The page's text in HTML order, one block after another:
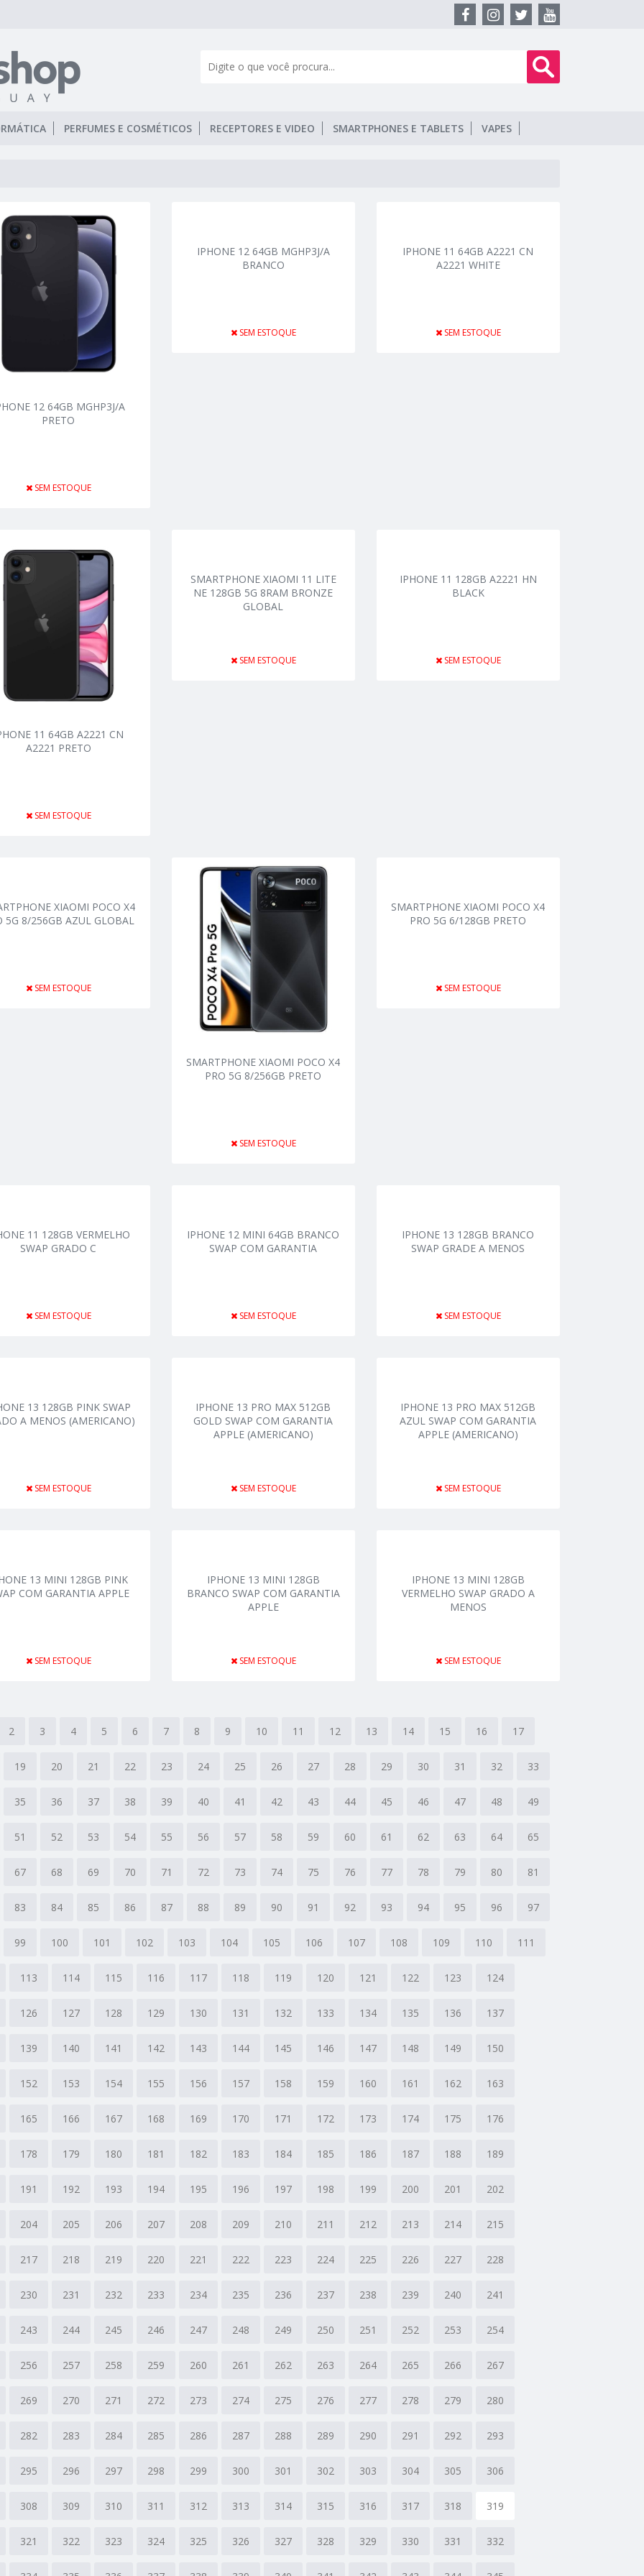
PERFUMES E COSMÉTICOS RECEPTORES E VIDEO SMARTPHONES E TABLETS VAPES
12 64GB MGHP3J/A
PRETO
SEM ESTOQUE
IPHONE 12 64GB MGHP3J/A
BRANCO
SEM ESTOQUE
IPHONE 11 64GB A2221 CN
A2221 WHITE
SEM ESTOQUE
11 64GB A2221 CN
A2221 PRETO
SEM ESTOQUE
SMARTPHONE XIAOMI 11 LITE
NE 128GB 5G 8RAM BRONZE
GLOBAL
SEM ESTOQUE
IPHONE 11 128GB A2221 HN
BLACK
SEM ESTOQUE
XIAOMI POCO X4
5G 8/256GB AZUL GLOBAL
SEM ESTOQUE
SMARTPHONE XIAOMI POCO X4
PRO 5G 8/256GB PRETO
SEM ESTOQUE
SMARTPHONE XIAOMI POCO X4
PRO 5G 6/128GB PRETO
SEM ESTOQUE
11 128GB VERMELHO
SWAP GRADO C
SEM ESTOQUE
IPHONE 12 MINI 64GB BRANCO
SWAP COM GARANTIA
SEM ESTOQUE
IPHONE 13 128GB BRANCO
SWAP GRADE A MENOS
SEM ESTOQUE
13 128GB PINK SWAP
A MENOS (AMERICANO)
SEM ESTOQUE
IPHONE 13 PRO MAX 512GB
GOLD SWAP COM GARANTIA
APPLE (AMERICANO)
SEM ESTOQUE
IPHONE 13 PRO MAX 512GB
AZUL SWAP COM GARANTIA
APPLE (AMERICANO)
SEM ESTOQUE
13 MINI 128GB PINK
COM GARANTIA APPLE
SEM ESTOQUE
IPHONE 13 MINI 128GB
BRANCO SWAP COM GARANTIA
APPLE
SEM ESTOQUE
IPHONE 13 MINI 128GB
VERMELHO SWAP GRADO A
MENOS
SEM ESTOQUE
2 3 4 5 6 7 8 9 10 11 12 13 14 15 16 17
19 20 21 22 23 24 25 26 27 28 29 30 31 32 33
35 36 37 38 39 40 41 42 43 44 45 46 47 48 49
51 52 53 54 55 56 57 58 59 60 61 62 63 64 65
67 68 69 70 71 72 73 74 75 76 77 78 79 80 81
83 84 85 86 87 88 89 90 91 92 93 94 95 96 97
99 100 101 102 103 104 105 106 107 108 109 110 111
113 114 115 116 117 118 119 120 121 122 123 124
126 127 128 129 130 131 132 133 134 135 136 137
139 140 141 142 143 144 145 146 147 148 149 150
152 153 154 155 156 157 158 159 160 161 162 163
165 166 167 168 169 170 171 172 173 174 175 176
178 179 180 181 182 183 184 185 186 187 188 189
191 192 193 194 195 196 197 198 199 200 201 202
204 205 206 207 208 209 210 211 212 213 214 215
217 218 219 220 221 222 223 224 225 226 227 228
230 231 232 233 234 235 236 237 238 239 240 241
243 244 245 246 247 248 249 250 251 252 253 254
256 257 258 259 260 261 262 263 264 265 266 267
269 270 271 272 273 274 275 276 277 278 279 280
282 283 284 285 286 287 288 289 290 291 292 293
295 296 297 298 299 300 301 302 303 304 305 306
308 309 310 311 312 313 314 315 316 317 318 319
321 322 323 324 325 326 327 328 329 330 331 332